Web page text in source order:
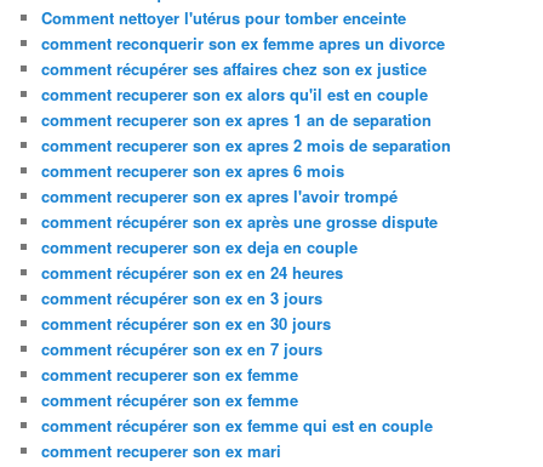
Comment nettoyer l'utérus pour tomber enceinte
comment reconquerir son ex femme apres un divorce
comment récupérer ses affaires chez son ex justice
comment recuperer son ex alors qu'il est en couple
comment recuperer son ex apres 1 an de separation
comment recuperer son ex apres 2 mois de separation
comment recuperer son ex apres 6 mois
comment recuperer son ex apres l'avoir trompé
comment récupérer son ex après une grosse dispute
comment recuperer son ex deja en couple
comment récupérer son ex en 24 heures
comment récupérer son ex en 3 jours
comment récupérer son ex en 30 jours
comment récupérer son ex en 7 jours
comment recuperer son ex femme
comment récupérer son ex femme
comment récupérer son ex femme qui est en couple
comment recuperer son ex mari